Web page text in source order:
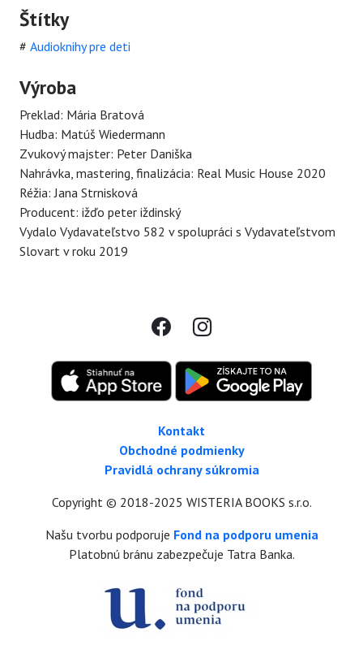
Štítky
# Audioknihy pre deti
Výroba
Preklad: Mária Bratová
Hudba: Matúš Wiedermann
Zvukový majster: Peter Daniška
Nahrávka, mastering, finalizácia: Real Music House 2020
Réžia: Jana Strnisková
Producent: ižďo peter iždinský
Vydalo Vydavateľstvo 582 v spolupráci s Vydavateľstvom
Slovart v roku 2019
Kontakt
Obchodné podmienky
Pravidlá ochrany súkromia
Copyright © 2018-2025 WISTERIA BOOKS s.r.o.
Našu tvorbu podporuje Fond na podporu umenia
Platobnú bránu zabezpečuje Tatra Banka.